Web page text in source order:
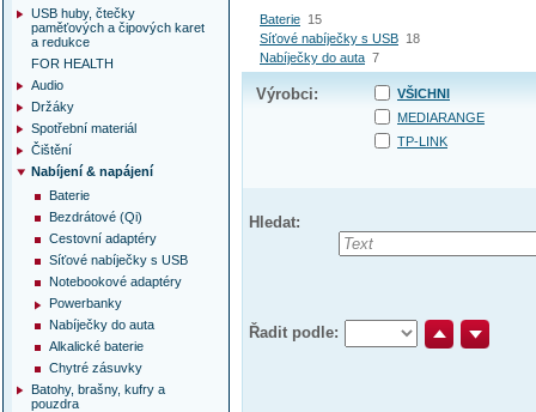
Baterie 15
Síťové nabíječky s USB 18
Nabíječky do auta 7
Výrobci:
VŠICHNI
MEDIARANGE
TP-LINK
Hledat:
Řadit podle:
USB huby, čtečky
paměťových a čipových karet
a redukce
FOR HEALTH
Audio
Držáky
Spotřební materiál
Čištění
Nabíjení & napájení
Baterie
Bezdrátové (Qi)
Cestovní adaptéry
Síťové nabíječky s USB
Notebookové adaptéry
Powerbanky
Nabíječky do auta
Alkalické baterie
Chytré zásuvky
Batohy, brašny, kufry a
pouzdra